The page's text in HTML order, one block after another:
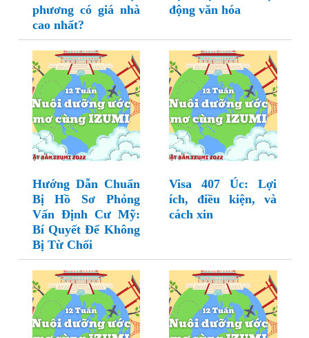
phương có giá nhà
cao nhất?
động văn hóa
Hướng Dẫn Chuẩn
Bị Hồ Sơ Phỏng
Vấn Định Cư Mỹ:
Bí Quyết Để Không
Bị Từ Chối
Visa 407 Úc: Lợi
ích, điều kiện, và
cách xin